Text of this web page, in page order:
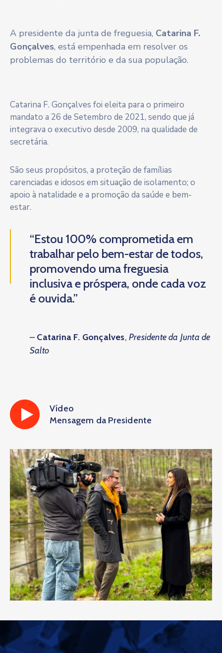
A presidente da junta de freguesia, Catarina F.
Gonçalves, está empenhada em resolver os
problemas do território e da sua população.
Catarina F. Gonçalves foi eleita para o primeiro
mandato a 26 de Setembro de 2021, sendo que já
integrava o executivo desde 2009, na qualidade de
secretária.
São seus propósitos, a proteção de famílias
carenciadas e idosos em situação de isolamento; o
apoio à natalidade e a promoção da saúde e bem-
estar.
“Estou 100% comprometida em
trabalhar pelo bem-estar de todos,
promovendo uma freguesia
inclusiva e próspera, onde cada voz
é ouvida.”
– Catarina F. Gonçalves, Presidente da Junta de
Salto
Vídeo
Mensagem da Presidente